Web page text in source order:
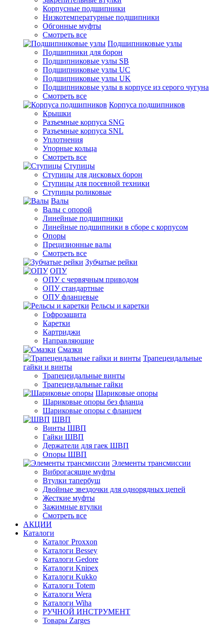
Корпусные подшипники
Низкотемпературные подшипники
Обгонные муфты
Смотреть все
Подшипниковые узлы
Подшипники для борон
Подшипниковые узлы SB
Подшипниковые узлы UC
Подшипниковые узлы UK
Подшипниковые узлы в корпусе из серого чугуна
Смотреть все
Корпуса подшипников
Крышки
Разъемные корпуса SNG
Разъемные корпуса SNL
Уплотнения
Упорные кольца
Смотреть все
Ступицы
Ступицы для дисковых борон
Ступицы для посевной техники
Ступицы роликовые
Валы
Валы с опорой
Линейные подшипники
Линейные подшипники в сборе с корпусом
Опоры
Прецизионные валы
Смотреть все
Зубчатые рейки
ОПУ
ОПУ с червячным приводом
ОПУ стандартные
ОПУ фланцевые
Рельсы и каретки
Гофрозащита
Каретки
Картриджи
Направляющие
Смазки
Трапецеидальные
гайки и винты
Трапецеидальные винты
Трапецеидальные гайки
Шариковые опоры
Шариковые опоры без фланца
Шариковые опоры с фланцем
ШВП
Винты ШВП
Гайки ШВП
Держатели для гаек ШВП
Опоры ШВП
Элементы трансмиссии
Виброгасящие муфты
Втулки тапербуш
Двойные звездочки для однорядных цепей
Жесткие муфты
Зажимные втулки
Смотреть все
АКЦИИ
Каталоги
Каталог Proxxon
Каталоги Bessey
Каталоги Gedore
Каталоги Knipex
Каталоги Kukko
Каталоги Totem
Каталоги Wera
Каталоги Wiha
РУЧНОЙ ИНСТРУМЕНТ
Товары Zarges